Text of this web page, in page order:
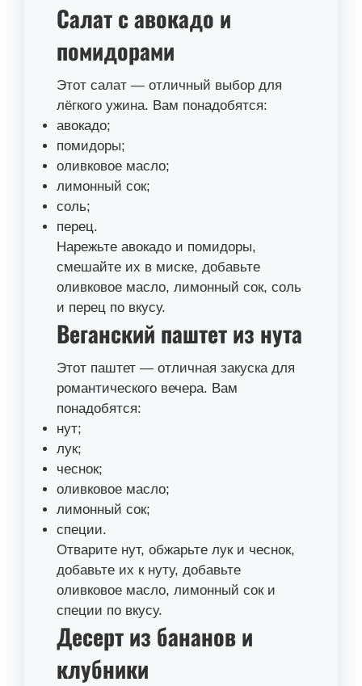
Салат с авокадо и
помидорами
Этот салат — отличный выбор для
лёгкого ужина. Вам понадобятся:
авокадо;
помидоры;
оливковое масло;
лимонный сок;
соль;
перец.
Нарежьте авокадо и помидоры,
смешайте их в миске, добавьте
оливковое масло, лимонный сок, соль
и перец по вкусу.
Веганский паштет из нута
Этот паштет — отличная закуска для
романтического вечера. Вам
понадобятся:
нут;
лук;
чеснок;
оливковое масло;
лимонный сок;
специи.
Отварите нут, обжарьте лук и чеснок,
добавьте их к нуту, добавьте
оливковое масло, лимонный сок и
специи по вкусу.
Десерт из бананов и
клубники